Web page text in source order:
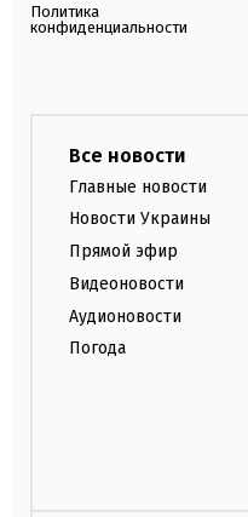
Политика
конфиденциальности
Все новости
Главные новости
Новости Украины
Прямой эфир
Видеоновости
Аудионовости
Погода